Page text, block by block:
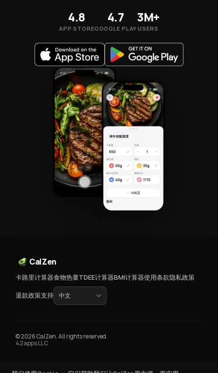
4.8
APP STORE
4.7
GOOGLE PLAY
3M+
USERS
CalZen
卡路里计算器食物热量TDEE计算器BMI计算器使用条款隐私政策
退款政策支持
© 2026 CalZen. All rights reserved.
42apps LLC